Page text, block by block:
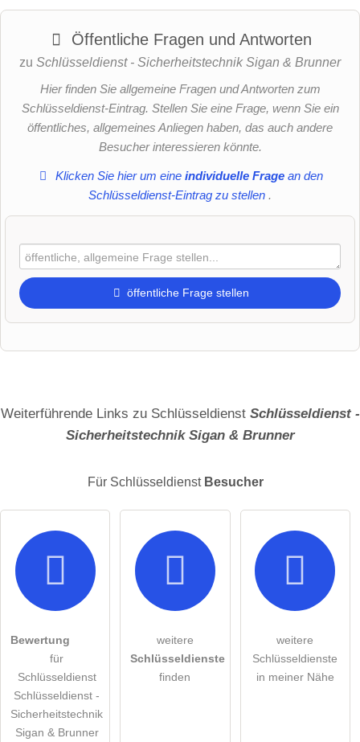
Öffentliche Fragen und Antworten
zu Schlüsseldienst - Sicherheitstechnik Sigan & Brunner
Hier finden Sie allgemeine Fragen und Antworten zum
Schlüsseldienst-Eintrag. Stellen Sie eine Frage, wenn Sie ein
öffentliches, allgemeines Anliegen haben, das auch andere
Besucher interessieren könnte.
Klicken Sie hier um eineindividuelle Frage an den
Schlüsseldienst-Eintrag zu stellen .
öffentliche Frage stellen
Hiermit akzeptiere ich die .
Die Datenschutzerklärunghabe ich zur Kenntnis genommen.
Hinweis: Bitte beachten Sie, öffentliche Fragen sindfür alle
Klicken Sie hier um eine
Schlüsseldienst-Eintrag zu stellen
Weiterführende Links zu Schlüsseldienst Schlüsseldienst -
Sicherheitstechnik Sigan & Brunner
Für Schlüsseldienst Besucher
Bewertung
für
Schlüsseldienst
Schlüsseldienst -
Sicherheitstechnik
Sigan & Brunner
weitere
Schlüsseldienste
finden
weitere
Schlüsseldienste
in meiner Nähe